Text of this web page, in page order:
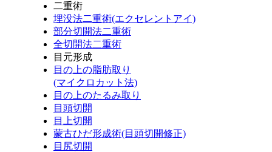
二重術
埋没法二重術(エクセレントアイ)
部分切開法二重術
全切開法二重術
目元形成
目の上の脂肪取り
(マイクロカット法)
目の上のたるみ取り
目頭切開
目上切開
蒙古ひだ形成術(目頭切開修正)
目尻切開